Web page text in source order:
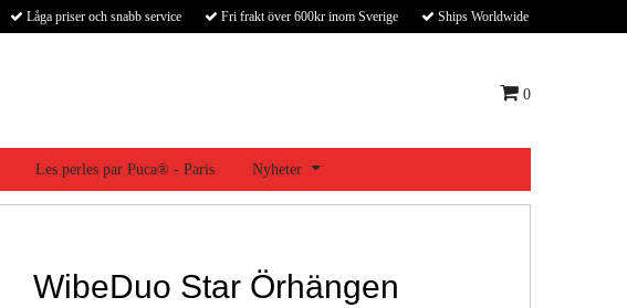
Låga priser och snabb service Fri frakt över 600kr inom Sverige Ships Worldwide
0
Les perles par Puca® - Paris Nyheter
WibeDuo Star Örhängen